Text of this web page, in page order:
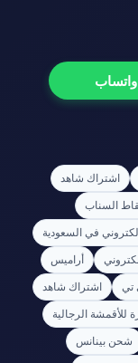
واتساب
اشتراك شاهد
السناب
في السعودية
أراميس
تي
اشتراك شاهد
للأقمشة الرجالية
شحن بينانس